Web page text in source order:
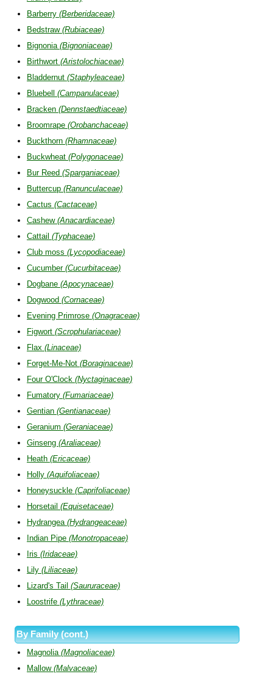
Barberry (Berberidaceae)
Bedstraw (Rubiaceae)
Bignonia (Bignoniaceae)
Birthwort (Aristolochiaceae)
Bladdernut (Staphyleaceae)
Bluebell (Campanulaceae)
Bracken (Dennstaedtiaceae)
Broomrape (Orobanchaceae)
Buckthorn (Rhamnaceae)
Buckwheat (Polygonaceae)
Bur Reed (Sparganiaceae)
Buttercup (Ranunculaceae)
Cactus (Cactaceae)
Cashew (Anacardiaceae)
Cattail (Typhaceae)
Club moss (Lycopodiaceae)
Cucumber (Cucurbitaceae)
Dogbane (Apocynaceae)
Dogwood (Cornaceae)
Evening Primrose (Onagraceae)
Figwort (Scrophulariaceae)
Flax (Linaceae)
Forget-Me-Not (Boraginaceae)
Four O'Clock (Nyctaginaceae)
Fumatory (Fumariaceae)
Gentian (Gentianaceae)
Geranium (Geraniaceae)
Ginseng (Araliaceae)
Heath (Ericaceae)
Holly (Aquifoliaceae)
Honeysuckle (Caprifoliaceae)
Horsetail (Equisetaceae)
Hydrangea (Hydrangeaceae)
Indian Pipe (Monotropaceae)
Iris (Iridaceae)
Lily (Liliaceae)
Lizard's Tail (Saururaceae)
Loostrife (Lythraceae)
By Family (cont.)
Magnolia (Magnoliaceae)
Mallow (Malvaceae)